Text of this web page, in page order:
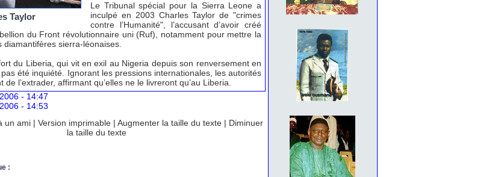
Taylor
Le Tribunal spécial pour la Sierra Leone a
inculpé en 2003 Charles Taylor de "crimes
contre l’Humanité", l’accusant d’avoir créé
du Front révolutionnaire uni (Ruf), notamment pour mettre la
diamantifères sierra-léonaises.
du Liberia, qui vit en exil au Nigeria depuis son renversement en
pas été inquiété. Ignorant les pressions internationales, les autorités
de l’extrader, affirmant qu’elles ne le livreront qu’au Liberia.
- 14:47
- 14:53
un ami | Version imprimable | Augmenter la taille du texte | Diminuer
la taille du texte
: